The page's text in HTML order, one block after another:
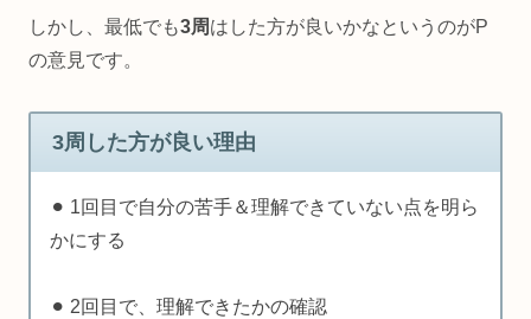
しかし、最低でも3周はした方が良いかなというのがP
の意見です。
3周した方が良い理由
⚫︎ 1回目で自分の苦手＆理解できていない点を明ら
かにする
⚫︎ 2回目で、理解できたかの確認